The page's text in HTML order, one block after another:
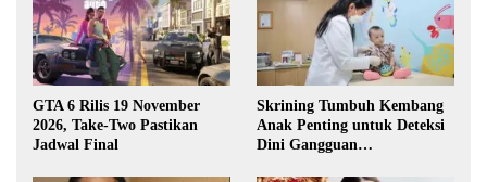
GTA 6 Rilis 19 November
2026, Take-Two Pastikan
Jadwal Final
Skrining Tumbuh Kembang
Anak Penting untuk Deteksi
Dini Gangguan